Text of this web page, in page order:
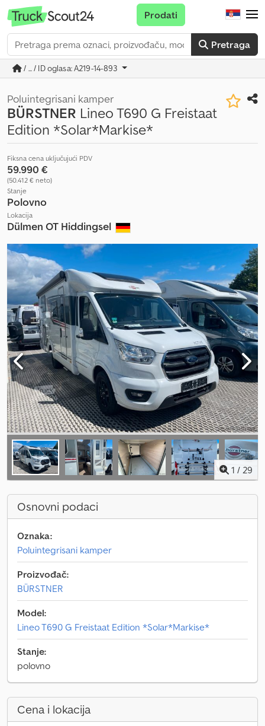
Pretraga
Prodati
/ ... / ID oglasa: A219-14-893
Poluintegrisani kamper
BÜRSTNER Lineo T690 G Freistaat
Edition *Solar*Markise*
Fiksna cena uključujući PDV
59.990 €
(50.412 € neto)
Stanje
Polovno
Lokacija
Dülmen OT Hiddingsel
1 / 29
Osnovni podaci
Oznaka:
Poluintegrisani kamper
Proizvođač:
BÜRSTNER
Model:
Lineo T690 G Freistaat Edition *Solar*Markise*
Stanje:
polovno
Cena i lokacija